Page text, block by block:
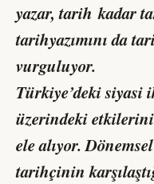
yazar,tarih kadar
tarihyazımını da
vurguluyor.
Türkiye’deki
üzerindeki
ele alıyor.
tarihçinin